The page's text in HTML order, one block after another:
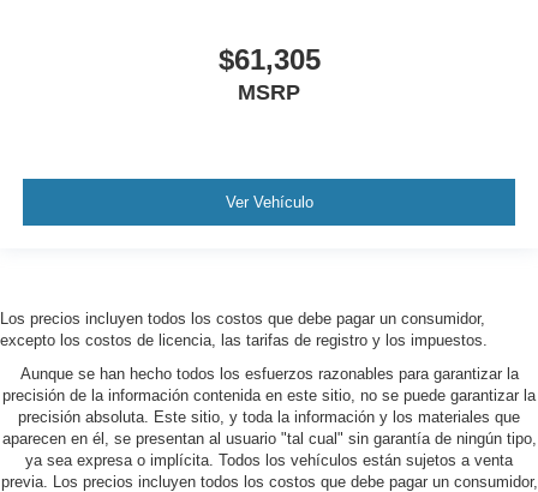
$61,305
MSRP
Ver Vehículo
Los precios incluyen todos los costos que debe pagar un consumidor,
excepto los costos de licencia, las tarifas de registro y los impuestos.
Aunque se han hecho todos los esfuerzos razonables para garantizar la
precisión de la información contenida en este sitio, no se puede garantizar la
precisión absoluta. Este sitio, y toda la información y los materiales que
aparecen en él, se presentan al usuario "tal cual" sin garantía de ningún tipo,
ya sea expresa o implícita. Todos los vehículos están sujetos a venta
previa. Los precios incluyen todos los costos que debe pagar un consumidor,